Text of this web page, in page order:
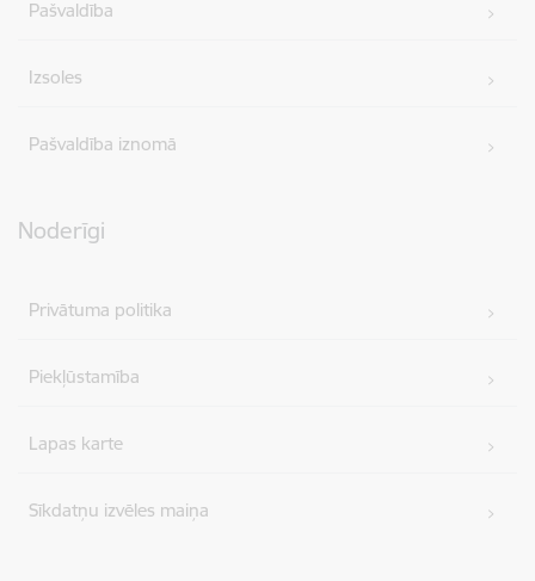
Pašvaldība
Izsoles
Pašvaldība iznomā
Noderīgi
Privātuma politika
Piekļūstamība
Lapas karte
Sīkdatņu izvēles maiņa